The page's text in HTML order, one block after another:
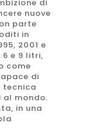
di
nuove
parte
in
2001 e
e 9 litri,
come
di
tecnica
al mondo.
in una